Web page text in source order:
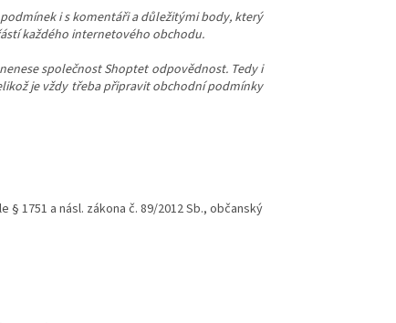
i s komentáři a důležitými body, který
každého internetového obchodu.
společnost Shoptet odpovědnost. Tedy i
je vždy třeba připravit obchodní podmínky
1751 a násl. zákona č. 89/2012 Sb., občanský